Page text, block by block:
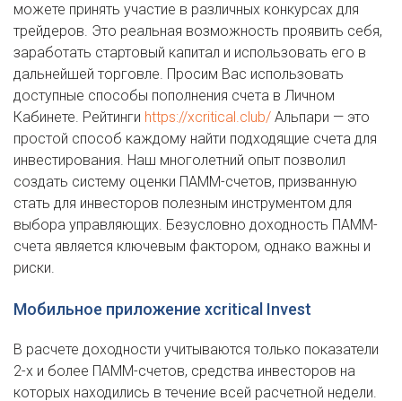
можете принять участие в различных конкурсах для
трейдеров. Это реальная возможность проявить себя,
заработать стартовый капитал и использовать его в
дальнейшей торговле. Просим Вас использовать
доступные способы пополнения счета в Личном
Кабинете. Рейтинги https://xcritical.club/ Альпари — это
простой способ каждому найти подходящие счета для
инвестирования. Наш многолетний опыт позволил
создать систему оценки ПАММ-счетов, призванную
стать для инвесторов полезным инструментом для
выбора управляющих. Безусловно доходность ПАММ-
счета является ключевым фактором, однако важны и
риски.
Мобильное приложение xcritical Invest
В расчете доходности учитываются только показатели
2-х и более ПАММ-счетов, средства инвесторов на
которых находились в течение всей расчетной недели.